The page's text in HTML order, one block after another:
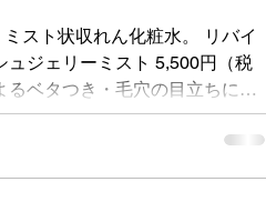
状収れん化粧水。 リバイ
ュジェリーミスト 5,500円（税
たジェリーをミストにして、